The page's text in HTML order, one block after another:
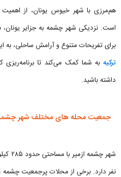
هم‌مرزی با شهر خیوس یونان، از اهمیت
است. نزدیکی شهر چشمه به جزایر
برای تفریحات متنوع و آرامش ساحلی، به
ترکیه به شما کمک می‌کند تا
داشته باشید.
جمعیت محله های مختلف شهر
نفر دارد. برخی از محلات پرجمعیت چشمه